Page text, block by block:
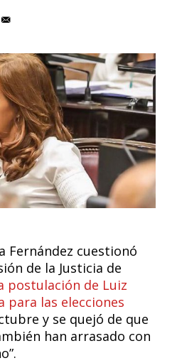
Fernández cuestionó
de la Justicia de
postulación de Luiz
para las elecciones
y se quejó de que
han arrasado con